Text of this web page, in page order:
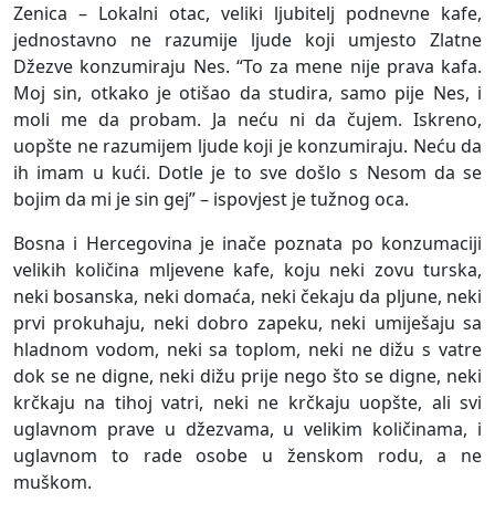
Zenica – Lokalni otac, veliki ljubitelj podnevne kafe,
jednostavno ne razumije ljude koji umjesto Zlatne
Džezve konzumiraju Nes. “To za mene nije prava kafa.
Moj sin, otkako je otišao da studira, samo pije Nes, i
moli me da probam. Ja neću ni da čujem. Iskreno,
uopšte ne razumijem ljude koji je konzumiraju. Neću da
ih imam u kući. Dotle je to sve došlo s Nesom da se
bojim da mi je sin gej” – ispovjest je tužnog oca.
Bosna i Hercegovina je inače poznata po konzumaciji
velikih količina mljevene kafe, koju neki zovu turska,
neki bosanska, neki domaća, neki čekaju da pljune, neki
prvi prokuhaju, neki dobro zapeku, neki umiješaju sa
hladnom vodom, neki sa toplom, neki ne dižu s vatre
dok se ne digne, neki dižu prije nego što se digne, neki
krčkaju na tihoj vatri, neki ne krčkaju uopšte, ali svi
uglavnom prave u džezvama, u velikim količinama, i
uglavnom to rade osobe u ženskom rodu, a ne
muškom.